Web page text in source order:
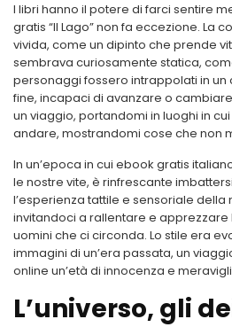
I libri hanno il potere di farci sentire
gratis “Il Lago” non fa eccezione. La
vivida, come un dipinto che prende
sembrava curiosamente statica,
personaggi fossero intrappolati in un
fine, incapaci di avanzare o
un viaggio, portandomi in luoghi in
andare, mostrandomi cose che non
In un’epoca in cui ebook gratis
le nostre vite, è rinfrescante
l’esperienza tattile e sensoriale
invitandoci a rallentare e apprezzare
uomini che ci circonda. Lo stile era
immagini di un’era passata, un
online un’età di innocenza e
L’universo, gli